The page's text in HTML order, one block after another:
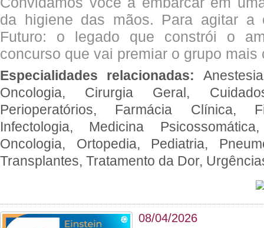
da higiene das mãos. Para agitar a
Futuro: o legado que constrói o
concurso que vai premiar o grupo mais
Especialidades relacionadas:
Oncologia, Cirurgia Geral,
Perioperatórios, Farmácia Clínica,
Infectologia, Medicina
Oncologia, Ortopedia, Pediatria,
Transplantes, Tratamento da Dor,
08/04/2026